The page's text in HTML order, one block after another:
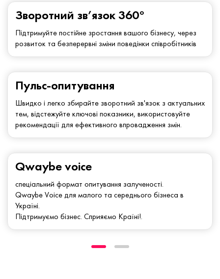
Зворотний зв’язок 360°
Підтримуйте постійне зростання вашого бізнесу, через
розвиток та безперервні зміни поведінки співробітників
Qwaybe voice
спеціальний формат опитування залученості.
Qwaybe Voice для малого та середнього бізнеса в
Україні.
Підтримуємо бізнес. Сприяємо Країні!.
Пульс-опитування
Швидко і легко збирайте зворотний зв'язок з актуальних
тем, відстежуйте ключові показники, використовуйте
рекомендації для ефективного впровадження змін.